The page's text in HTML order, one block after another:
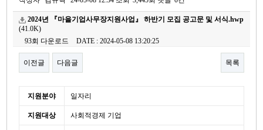
2024년 『마을기업사무장지원사업』 하반기 모집 공고문 및 서식.hwp
(41.0K)
93회 다운로드
DATE : 2024-05-08 13:20:25
이전글 다음글 목록
본문
지원분야 일자리
지원대상 사회적경제 기업